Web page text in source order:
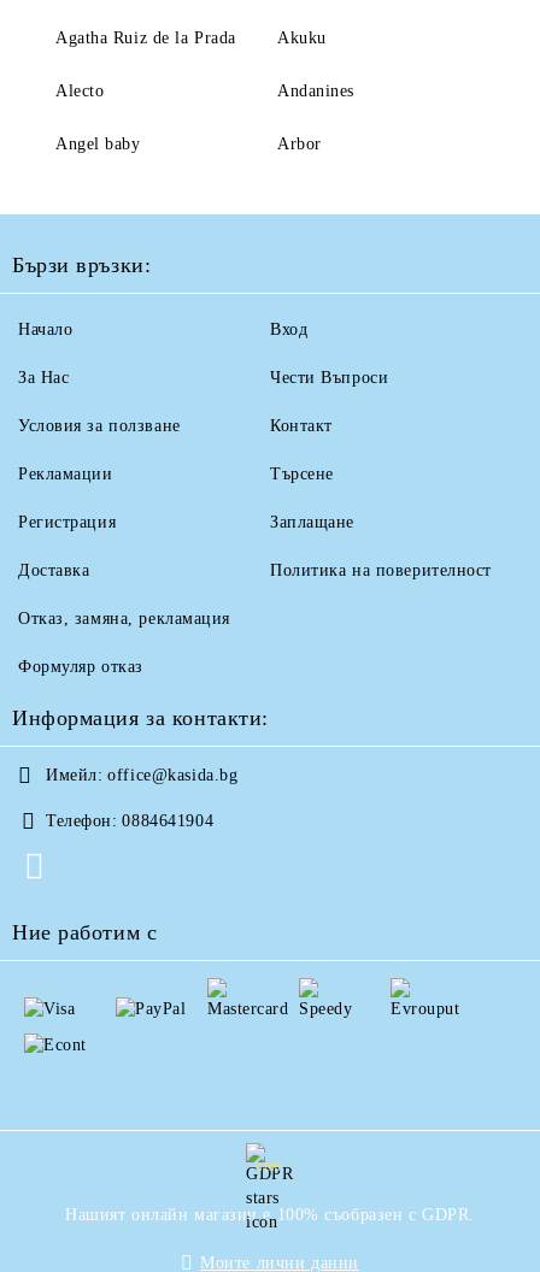
Agatha Ruiz de la Prada Akuku
Alecto Andanines
Angel baby Arbor
Бързи връзки:
Начало
За Нас
Условия за ползване
Рекламации
Вход
Чести Въпроси
Контакт
Търсене
Регистрация
Доставка
Отказ, замяна, рекламация
Формуляр отказ
Заплащане
Политика на поверителност
Информация за контакти:
Имейл: office@kasida.bg
Телефон: 0884641904
Ние работим с
GDPR
Нашият онлайн магазин е 100% съобразен с GDPR.
Моите лични данни